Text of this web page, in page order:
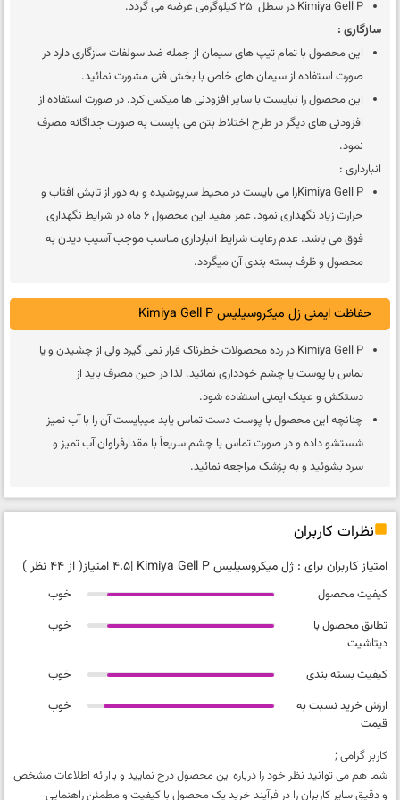
Kimiya Gell P در سطل 25 کیلوگرمی عرضه می گردد.
سازگاری :
این محصول با تمام تیپ های سیمان از جمله ضد سولفات سازگاری دارد در
صورت استفاده از سیمان های خاص با بخش فنی مشورت نمائید.
این محصول را نبایست با سایر افزودنی ها میکس کرد. در صورت استفاده از
افزودنی های دیگر در طرح اختلاط بتن می بایست به صورت جداگانه مصرف
نمود.
انبارداری :
Kimiya Gell Pرا می بایست در محیط سرپوشیده و به دور از تابش آفتاب و
حرارت زیاد نگهداری نمود. عمر مفید این محصول 6 ماه در شرایط نگهداری
فوق می باشد. عدم رعایت شرایط انبارداری مناسب موجب آسیب دیدن به
محصول و ظرف بسته بندی آن میگردد.
حفاظت ایمنی ژل میکروسیلیس Kimiya Gell P
Kimiya Gell P در رده محصولات خطرناک قرار نمی گیرد ولی از چشیدن و یا
تماس با پوست یا چشم خودداری نمائید. لذا در حین مصرف باید از
دستکش و عینک ایمنی استفاده شود.
چنانچه این محصول با پوست دست تماس یابد میبایست آن را با آب تمیز
شستشو داده و در صورت تماس با چشم سریعاً با مقدارفراوان آب تمیز و
سرد بشوئید و به پزشک مراجعه نمائید.
نظرات کاربران
امتیاز کاربران برای :ژل میکروسیلیس Kimiya Gell P |4.5 امتیاز ( از 44 نظر )
کیفیت محصول
خوب
تطابق محصول با
دیتاشیت
خوب
کیفیت بسته بندی
خوب
ارزش خرید نسبت به
قیمت
خوب
کاربر گرامی ;
شما هم می توانید نظر خود را درباره این محصول درج نمایید و باارائه اطلاعات مشخص
و دقیق سایر کاربران را در فرآیند خرید یک محصول با کیفیت و مطمئن راهنمایی